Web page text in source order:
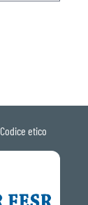
Codice etico